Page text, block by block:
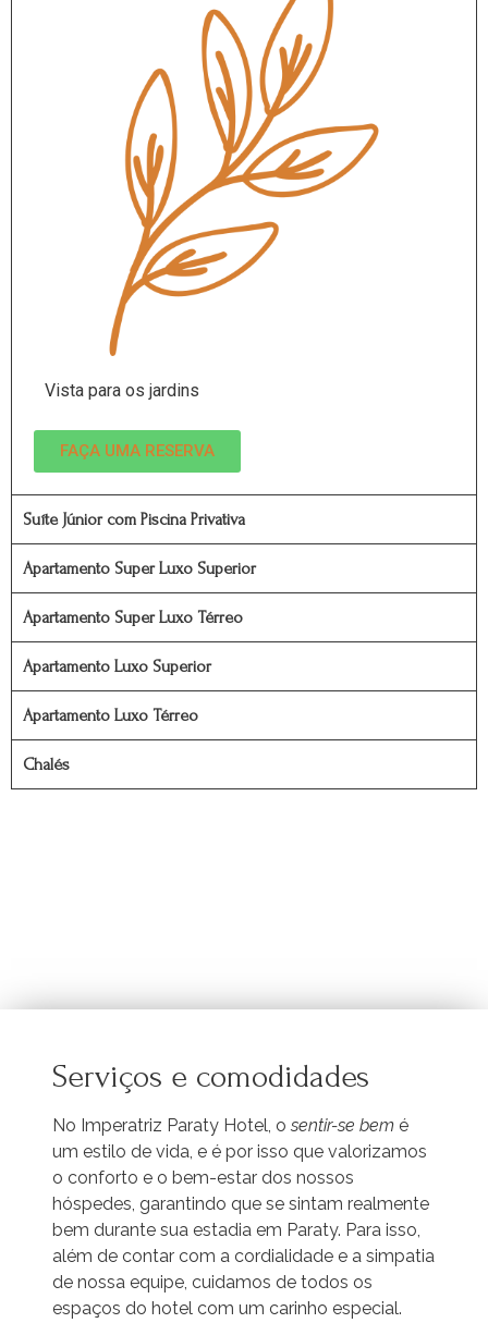
Vista para os jardins
FAÇA UMA RESERVA
Suíte Júnior com Piscina Privativa
Apartamento Super Luxo Superior
Apartamento Super Luxo Térreo
Apartamento Luxo Superior
Apartamento Luxo Térreo
Chalés
Serviços e comodidades
No Imperatriz Paraty Hotel, o sentir-se bem é
um estilo de vida, e é por isso que valorizamos
o conforto e o bem-estar dos nossos
hóspedes, garantindo que se sintam realmente
bem durante sua estadia em Paraty. Para isso,
além de contar com a cordialidade e a simpatia
de nossa equipe, cuidamos de todos os
espaços do hotel com um carinho especial.